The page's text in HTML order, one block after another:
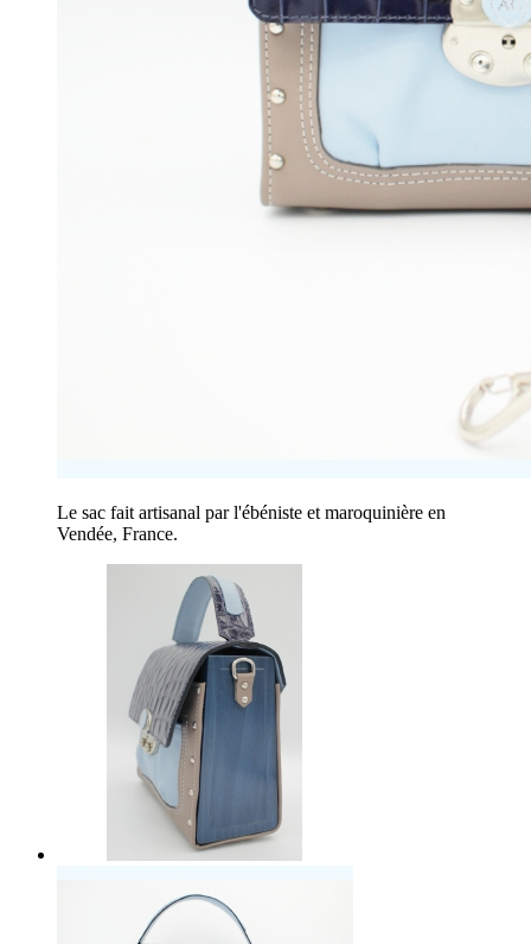
Le sac fait artisanal par l'ébéniste et maroquinière en
Vendée, France.